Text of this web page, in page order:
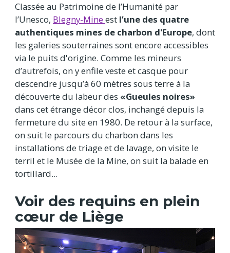
Classée au Patrimoine de l’Humanité par
l’Unesco, Blegny-Mineest l’une des quatre
authentiques mines de charbon d'Europe, dont
les galeries souterraines sont encore accessibles
via le puits d'origine. Comme les mineurs
d’autrefois, on y enfile veste et casque pour
descendre jusqu’à 60 mètres sous terre à la
découverte du labeur des «Gueules noires»
dans cet étrange décor clos, inchangé depuis la
fermeture du site en 1980. De retour à la surface,
on suit le parcours du charbon dans les
installations de triage et de lavage, on visite le
terril et le Musée de la Mine, on suit la balade en
tortillard...
Voir des requins en plein
cœur de Liège